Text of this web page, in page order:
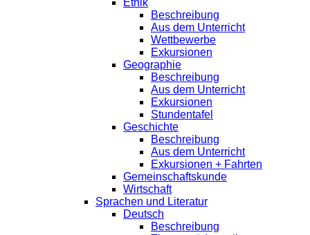
Ethik
Beschreibung
Aus dem Unterricht
Wettbewerbe
Exkursionen
Geographie
Beschreibung
Aus dem Unterricht
Exkursionen
Stundentafel
Geschichte
Beschreibung
Aus dem Unterricht
Exkursionen + Fahrten
Gemeinschaftskunde
Wirtschaft
Sprachen und Literatur
Deutsch
Beschreibung